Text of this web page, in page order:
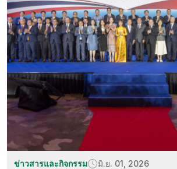
ข่าวสารและกิจกรรม มิ.ย. 01, 2026